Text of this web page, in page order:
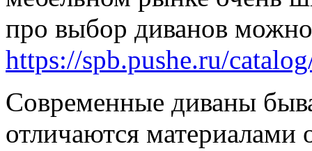
про выбор диванов
https://spb.pushe.ru/
Современные диваны
отличаются